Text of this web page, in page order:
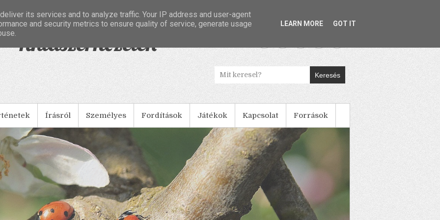
Tintaszerkezetek
Keresés
Írásról Személyes Fordítások Játékok Kapcsolat Források
its services and to analyze traffic. Your IP address and user-agent
and security metrics to ensure quality of service, generate usage
LEARN MORE GOT IT